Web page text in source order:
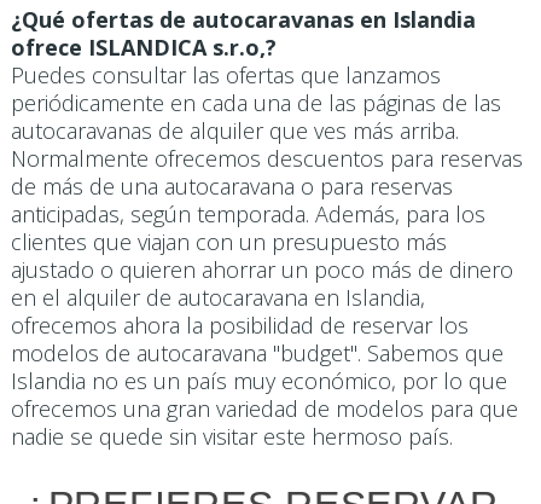
¿Qué ofertas de autocaravanas en Islandia
ofrece ISLANDICA s.r.o,?
Puedes consultar las ofertas que lanzamos
periódicamente en cada una de las páginas de las
autocaravanas de alquiler que ves más arriba.
Normalmente ofrecemos descuentos para reservas
de más de una autocaravana o para reservas
anticipadas, según temporada. Además, para los
clientes que viajan con un presupuesto más
ajustado o quieren ahorrar un poco más de dinero
en el alquiler de autocaravana en Islandia,
ofrecemos ahora la posibilidad de reservar los
modelos de autocaravana "budget". Sabemos que
Islandia no es un país muy económico, por lo que
ofrecemos una gran variedad de modelos para que
nadie se quede sin visitar este hermoso país.